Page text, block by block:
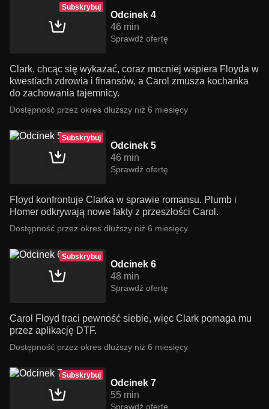
Subskrybuj
Odcinek 4
46 min
Sprawdź ofertę
Clark, chcąc się wykazać, coraz mocniej wspiera Floyda w
kwestiach zdrowia i finansów, a Carol zmusza kochanka
do zachowania tajemnicy.
Dostępność przez okres dłuższy niż 6 miesięcy
Subskrybuj
Odcinek 5
46 min
Sprawdź ofertę
Floyd konfrontuje Clarka w sprawie romansu. Plumb i
Homer odkrywają nowe fakty z przeszłości Carol.
Dostępność przez okres dłuższy niż 6 miesięcy
Subskrybuj
Odcinek 6
48 min
Sprawdź ofertę
Carol Floyd traci pewność siebie, więc Clark pomaga mu
przez aplikację DTF.
Dostępność przez okres dłuższy niż 6 miesięcy
Subskrybuj
Odcinek 7
55 min
Sprawdź ofertę